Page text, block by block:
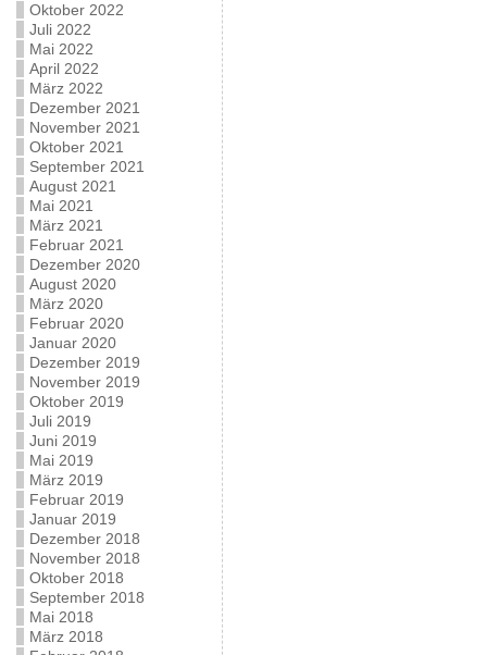
Oktober 2022
Juli 2022
Mai 2022
April 2022
März 2022
Dezember 2021
November 2021
Oktober 2021
September 2021
August 2021
Mai 2021
März 2021
Februar 2021
Dezember 2020
August 2020
März 2020
Februar 2020
Januar 2020
Dezember 2019
November 2019
Oktober 2019
Juli 2019
Juni 2019
Mai 2019
März 2019
Februar 2019
Januar 2019
Dezember 2018
November 2018
Oktober 2018
September 2018
Mai 2018
März 2018